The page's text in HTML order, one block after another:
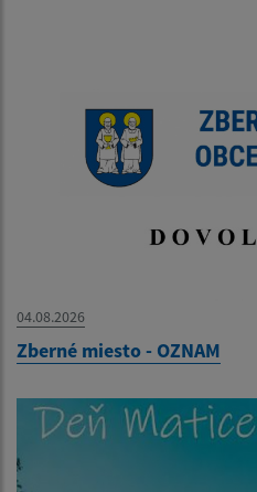
04.08.2026
Zberné miesto - OZNAM